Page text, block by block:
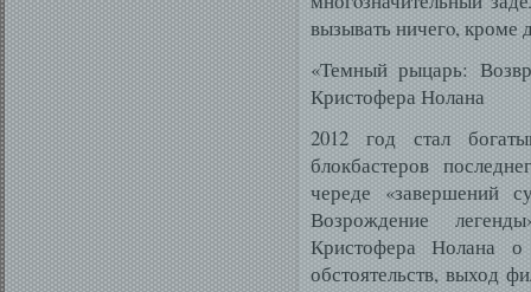
вызывать ничегο, кроме
«Темный рыцарь:
Кристофера Нолана
2012 год стал
блокбастеров
череде «завершений
Возрождение
Кристофера Нолана
обстоятельств, выход